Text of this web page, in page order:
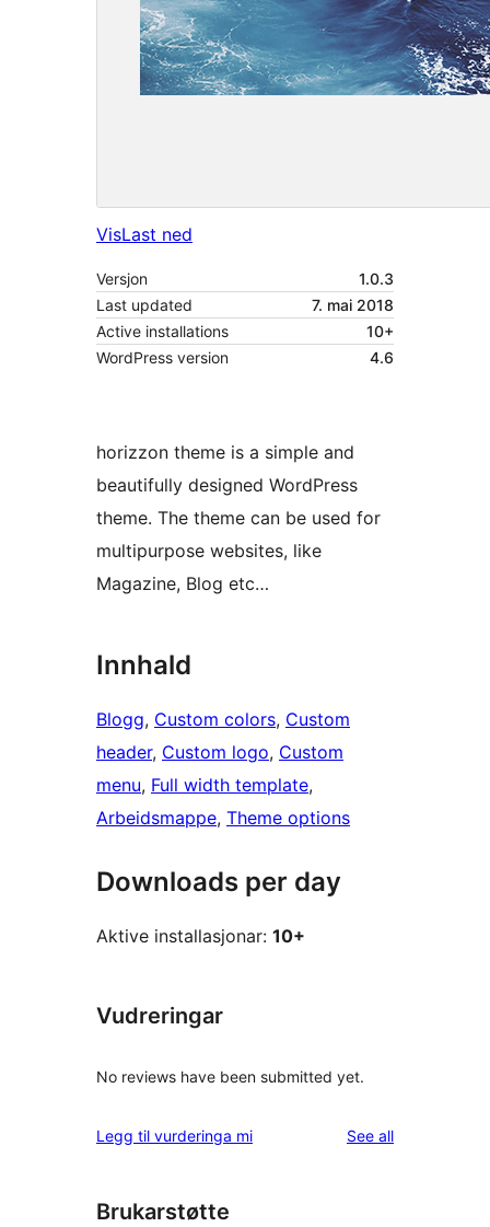
VisLast ned
Versjon
1.0.3
Last updated
7. mai 2018
Active installations
10+
WordPress version
4.6
horizzon theme is a simple and
beautifully designed WordPress
theme. The theme can be used for
multipurpose websites, like
Magazine, Blog etc…
Innhald
Blogg, Custom colors, Custom
header, Custom logo, Custom
menu, Full width template
Arbeidsmappe, Theme options
Downloads per day
Aktive installasjonar: 10+
Vudreringar
No reviews have been submitted yet.
Legg til vurderinga mi See allreviews
Brukarstøtte